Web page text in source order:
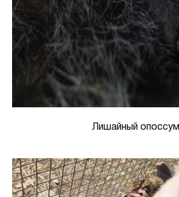
Лишайный опоссум